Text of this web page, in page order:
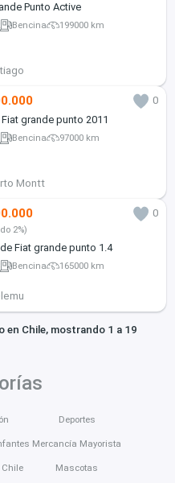
Punto Active
Bencina 199000 km
0
grande punto 2011
Bencina 97000 km
Montt
0
2%)
Fiat grande punto 1.4
Bencina 165000 km
en Chile, mostrando 1 a 19
Chile
Deportes
Mercancía Mayorista
Mascotas